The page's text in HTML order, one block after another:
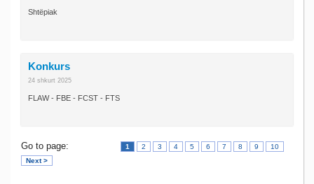
Shtëpiak
Konkurs
24 shkurt 2025
FLAW - FBE - FCST - FTS
Go to page: 1 2 3 4 5 6 7 8 9
10
Next >